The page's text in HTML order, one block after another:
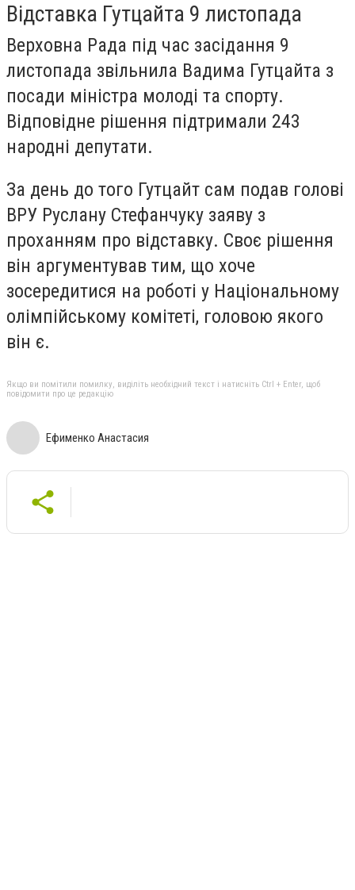
Відставка Гутцайта 9 листопада
Верховна Рада під час засідання 9
листопада звільнила Вадима Гутцайта з
посади міністра молоді та спорту.
Відповідне рішення підтримали 243
народні депутати.
За день до того Гутцайт сам подав голові
ВРУ Руслану Стефанчуку заяву з
проханням про відставку. Своє рішення
він аргументував тим, що хоче
зосередитися на роботі у Національному
олімпійському комітеті, головою якого
він є.
Якщо ви помітили помилку, виділіть необхідний текст і натисніть Ctrl + Enter, щоб
повідомити про це редакцію
Ефименко Анастасия